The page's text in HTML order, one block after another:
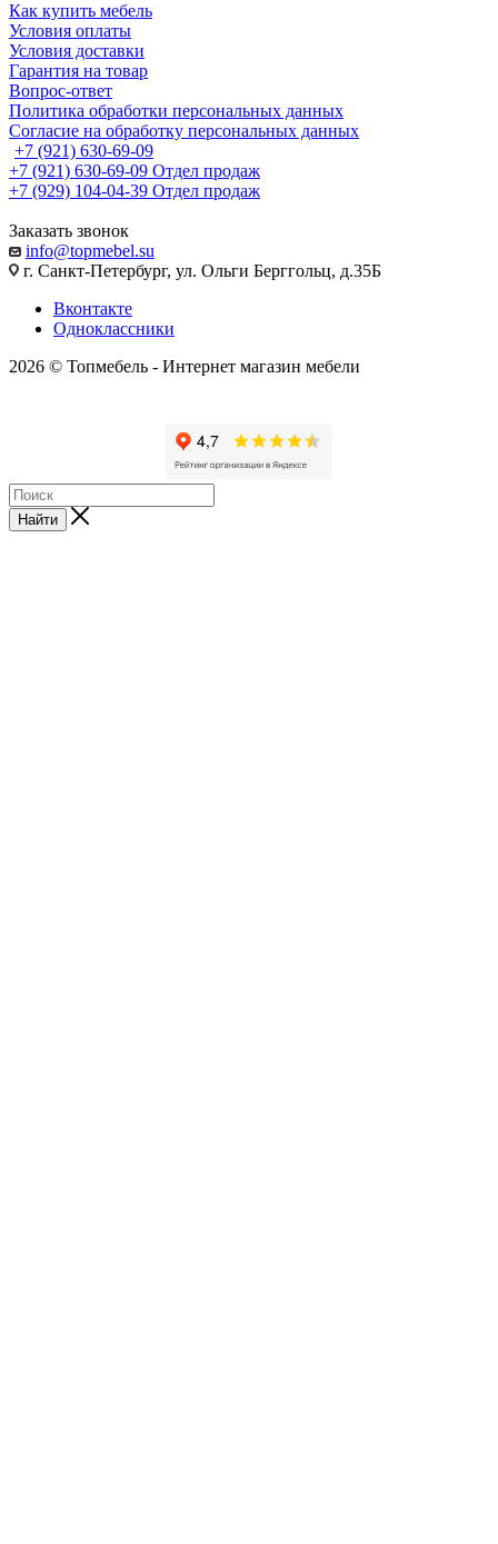
Как купить мебель
Условия оплаты
Условия доставки
Гарантия на товар
Вопрос-ответ
Политика обработки персональных данных
Согласие на обработку персональных данных
+7 (921) 630-69-09
+7 (921) 630-69-09 Отдел продаж
+7 (929) 104-04-39 Отдел продаж
Заказать звонок
info@topmebel.su
г. Санкт-Петербург, ул. Ольги Берггольц, д.35Б
Вконтакте
Одноклассники
2026 © Топмебель - Интернет магазин мебели
Найти